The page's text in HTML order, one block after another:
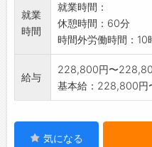
就業
時間
就業時間：
休憩時間：60分
時間外労働時間：10
給与
228,800円〜
基本給：228,800
気になる